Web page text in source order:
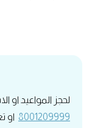
لحجز المواعيد او
8001209999 او